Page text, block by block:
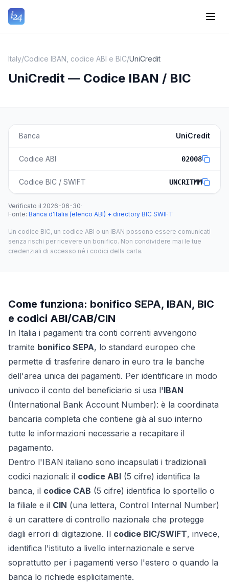
Italy/Codice IBAN, codice ABI e BIC/UniCredit
UniCredit — Codice IBAN / BIC
Banca UniCredit
Codice ABI 02008
Codice BIC / SWIFT UNCRITMM
Verificato il 2026-06-30·
Fonte: Banca d'Italia (elenco ABI) + directory BIC SWIFT
Un codice BIC, un codice ABI o un IBAN possono essere comunicati
senza rischi per ricevere un bonifico. Non condividere mai le tue
credenziali di accesso né i codici della carta.
Come funziona: bonifico SEPA, IBAN, BIC
e codici ABI/CAB/CIN
In Italia i pagamenti tra conti correnti avvengono
tramite bonifico SEPA, lo standard europeo che
permette di trasferire denaro in euro tra le banche
dell'area unica dei pagamenti. Per identificare in modo
univoco il conto del beneficiario si usa l'IBAN
(International Bank Account Number): è la coordinata
bancaria completa che contiene già al suo interno
tutte le informazioni necessarie a recapitare il
pagamento.
Dentro l'IBAN italiano sono incapsulati i tradizionali
codici nazionali: il codice ABI (5 cifre) identifica la
banca, il codice CAB (5 cifre) identifica lo sportello o
la filiale e il CIN (una lettera, Control Internal Number)
è un carattere di controllo nazionale che protegge
dagli errori di digitazione. Il codice BIC/SWIFT, invece,
identifica l'istituto a livello internazionale e serve
soprattutto per i pagamenti verso l'estero o quando la
banca lo richiede esplicitamente.